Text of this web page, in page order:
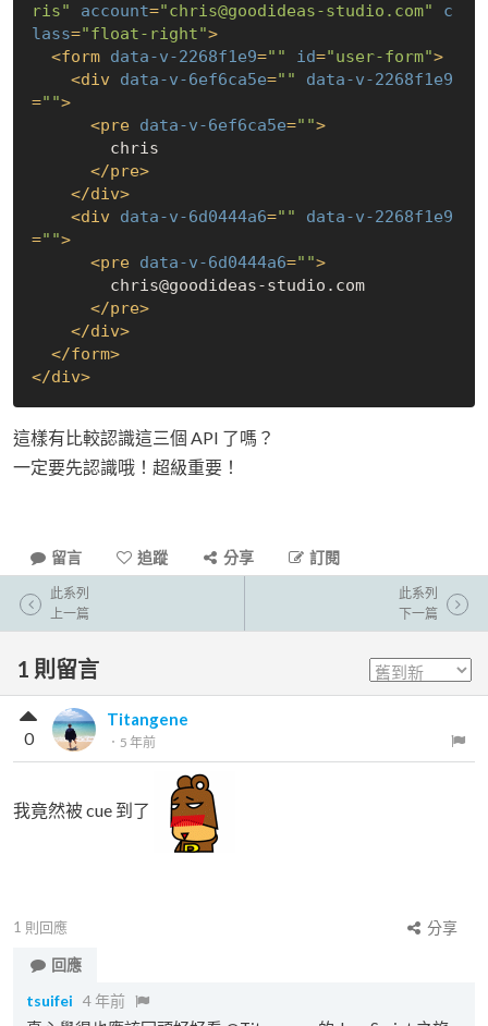
ris"
account="chris@goodideas-studio.com"
c
lass="float-right">
<form data-v-2268f1e9="" id="user-form">
<div data-v-6ef6ca5e=""
data-v-2268f1e9
="">
<pre data-v-6ef6ca5e="">
</pre>
</div>
<div data-v-6d0444a6=""
data-v-2268f1e9
="">
<pre data-v-6d0444a6="">
</pre>
</div>
</form>
</div>
這樣有比較認識這三個 API 了嗎？
一定要先認識哦！超級重要！
留言 追蹤 分享 訂閱
此系列
上一篇
此系列
下一篇
1 則留言
Titangene
． 5 年前
0
我竟然被 cue 到了
1 則回應
分享
回應
tsuifei 4 年前